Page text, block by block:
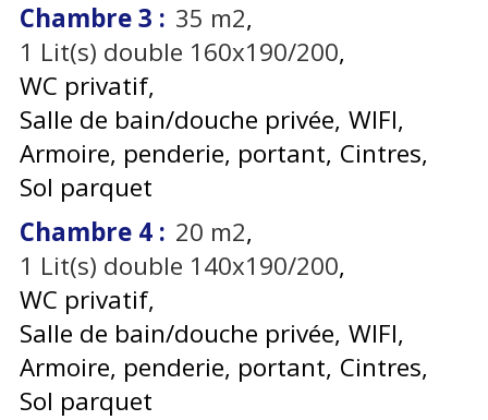
Chambre 3 : 35 m2
1 Lit(s) double 160x190/200
WC privatif
Salle de bain/douche privée WIFI
Armoire, penderie, portant Cintres
Sol parquet
Chambre 4 : 20 m2
1 Lit(s) double 140x190/200
WC privatif
Salle de bain/douche privée WIFI
Armoire, penderie, portant Cintres
Sol parquet